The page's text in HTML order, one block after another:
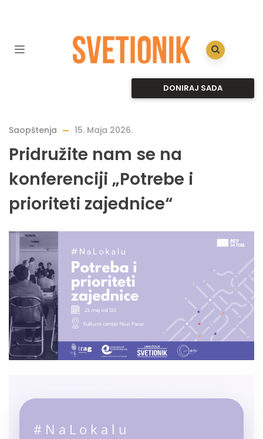
DONIRAJ SADA
Saopštenja 15. Maja 2026.
Pridružite nam se na
konferenciji „Potrebe i
prioriteti zajednice“
#NaLokalu